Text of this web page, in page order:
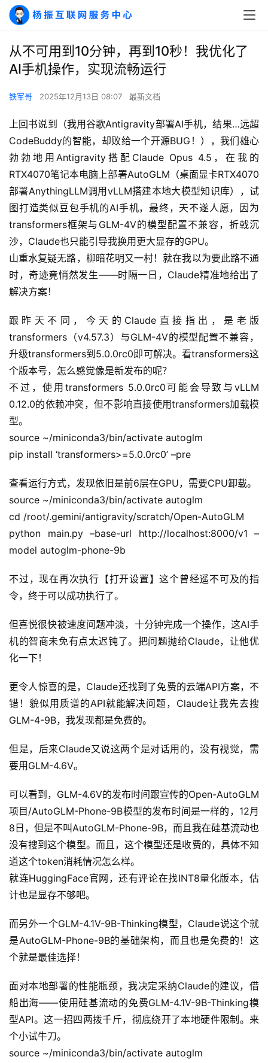
A
I
实
干
群
运
记
录
验
教
程
从不可用到10分钟，再到10秒！我优化了
AI手机操作，实现流畅运行
铁军哥 2025年12月13日 08:07 最新文档
上回书说到（我用谷歌Antigravity部署AI手机，结果…远超
CodeBuddy的智能，却败给一个开源BUG！），我们雄心
勃勃地用Antigravity搭配Claude Opus 4.5，在我的
RTX4070笔记本电脑上部署AutoGLM（桌面显卡RTX4070
部署AnythingLLM调用vLLM搭建本地大模型知识库），试
图打造类似豆包手机的AI手机，最终，天不遂人愿，因为
transformers框架与GLM-4V的模型配置不兼容，折戟沉
沙，Claude也只能引导我换用更大显存的GPU。
山重水复疑无路，柳暗花明又一村！就在我以为要此路不通
时，奇迹竟悄然发生——时隔一日，Claude精准地给出了
解决方案！
跟昨天不同，今天的Claude直接指出，是老版
transformers（v4.57.3）与GLM-4V的模型配置不兼容，
升级transformers到5.0.0rc0即可解决。看transformers这
个版本号，怎么感觉像是新发布的呢？
不过，使用transformers 5.0.0rc0可能会导致与vLLM
0.12.0的依赖冲突，但不影响直接使用transformers加载模
型。
source ~/miniconda3/bin/activate autoglm
pip install ‘transformers>=5.0.0rc0’ –pre
查看运行方式，发现依旧是前6层在GPU，需要CPU卸载。
source ~/miniconda3/bin/activate autoglm
cd /root/.gemini/antigravity/scratch/Open-AutoGLM
python main.py –base-url http://localhost:8000/v1 –
model autoglm-phone-9b
不过，现在再次执行【打开设置】这个曾经遥不可及的指
令，终于可以成功执行了。
但喜悦很快被速度问题冲淡，十分钟完成一个操作，这AI手
机的智商未免有点太迟钝了。把问题抛给Claude，让他优
化一下！
更令人惊喜的是，Claude还找到了免费的云端API方案，不
错！貌似用质谱的API就能解决问题，Claude让我先去搜
GLM-4-9B，我发现都是免费的。
但是，后来Claude又说这两个是对话用的，没有视觉，需
要用GLM-4.6V。
可以看到，GLM-4.6V的发布时间跟宣传的Open-AutoGLM
项目/AutoGLM-Phone-9B模型的发布时间是一样的，12月
8日，但是不叫AutoGLM-Phone-9B，而且我在硅基流动也
没有搜到这个模型。而且，这个模型还是收费的，具体不知
道这个token消耗情况怎么样。
就连HuggingFace官网，还有评论在找INT8量化版本，估
计也是显存不够吧。
而另外一个GLM-4.1V-9B-Thinking模型，Claude说这个就
是AutoGLM-Phone-9B的基础架构，而且也是免费的！这
个就是最佳选择！
面对本地部署的性能瓶颈，我决定采纳Claude的建议，借
船出海——使用硅基流动的免费GLM-4.1V-9B-Thinking模
型API。这一招四两拨千斤，彻底绕开了本地硬件限制。来
个小试牛刀。
source ~/miniconda3/bin/activate autoglm